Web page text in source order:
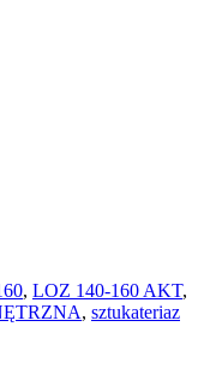
, LOZ 140-160 AKT,
, sztukateriaz